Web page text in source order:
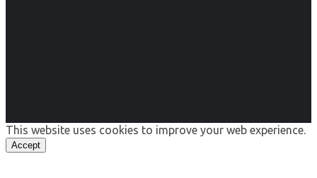
This website uses cookies to improve your web experience.
Accept